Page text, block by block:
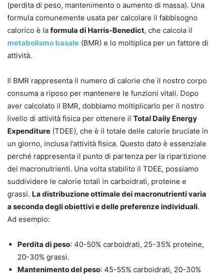
(perdita di peso, mantenimento o aumento di massa). Una
formula comunemente usata per calcolare il fabbisogno
calorico è la formula di Harris-Benedict, che calcola il
metabolismo basale (BMR) e lo moltiplica per un fattore di
attività.
Il BMR rappresenta il numero di calorie che il nostro corpo
consuma a riposo per mantenere le funzioni vitali. Dopo
aver calcolato il BMR, dobbiamo moltiplicarlo per il nostro
livello di attività fisica per ottenere il Total Daily Energy
Expenditure (TDEE), che è il totale delle calorie bruciate in
un giorno, inclusa l’attività fisica. Questo dato è essenziale
perché rappresenta il punto di partenza per la ripartizione
dei macronutrienti. Una volta stabilito il TDEE, possiamo
suddividere le calorie totali in carboidrati, proteine e
grassi. La distribuzione ottimale dei macronutrienti varia
a seconda degli obiettivi e delle preferenze individuali.
Ad esempio:
Perdita di peso: 40-50% carboidrati, 25-35% proteine,
20-30% grassi.
Mantenimento del peso: 45-55% carboidrati, 20-30%